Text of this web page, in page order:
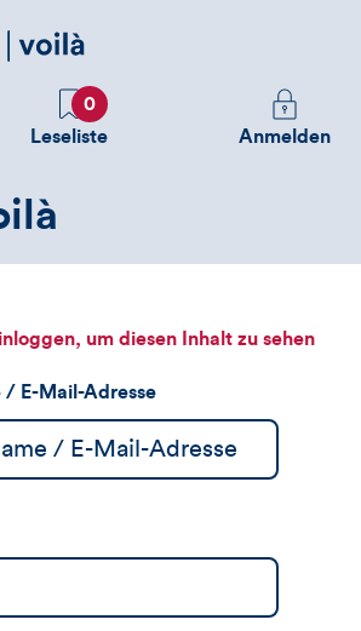
Favoriten
0
Leseliste
Melden
Sie
sehen
Anmelden
um diesen Inhalt zu sehen
/ E-Mail-Adresse